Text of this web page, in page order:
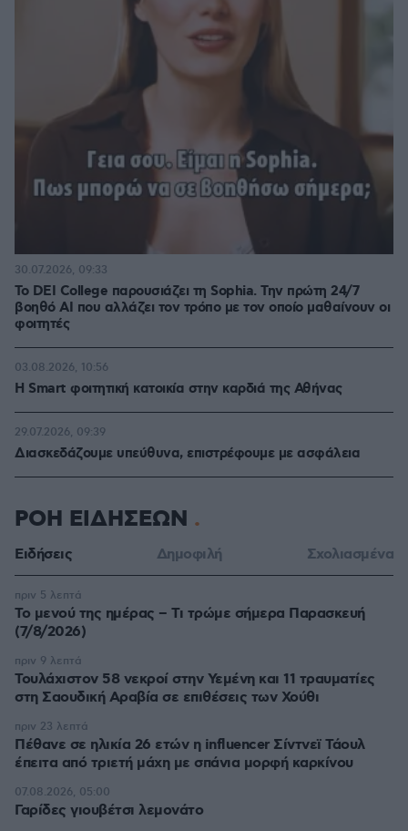
Το DEI College παρουσιάζει τη Sophia. Την πρώτη 24/7
βοηθό AI που αλλάζει τον τρόπο με τον οποίο μαθαίνουν οι
φοιτητές
30.07.2026, 09:33
Η Smart φοιτητική κατοικία στην καρδιά της Αθήνας
03.08.2026, 10:56
Διασκεδάζουμε υπεύθυνα, επιστρέφουμε με ασφάλεια
29.07.2026, 09:39
ΡΟΗ ΕΙΔΗΣΕΩΝ
Ειδήσεις Δημοφιλή Σχολιασμένα
Το μενού της ημέρας – Τι τρώμε σήμερα Παρασκευή
(7/8/2026)
πριν 5 λεπτά
Τουλάχιστον 58 νεκροί στην Υεμένη και 11 τραυματίες
στη Σαουδική Αραβία σε επιθέσεις των Χούθι
πριν 9 λεπτά
Πέθανε σε ηλικία 26 ετών η influencer Σίντνεϊ Τάουλ
έπειτα από τριετή μάχη με σπάνια μορφή καρκίνου
πριν 23 λεπτά
Γαρίδες γιουβέτσι λεμονάτο
07.08.2026, 05:00